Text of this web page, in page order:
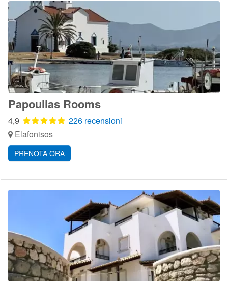
Papoulias Rooms
4,9
226 recensioni
Elafonisos
PRENOTA ORA